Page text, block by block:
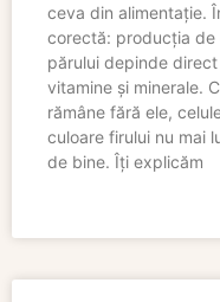
ceva din alimentație.
corectă: producția de
părului depinde
vitamine și minerale.
rămâne fără ele,
culoare firului nu mai
de bine. Îți explicăm